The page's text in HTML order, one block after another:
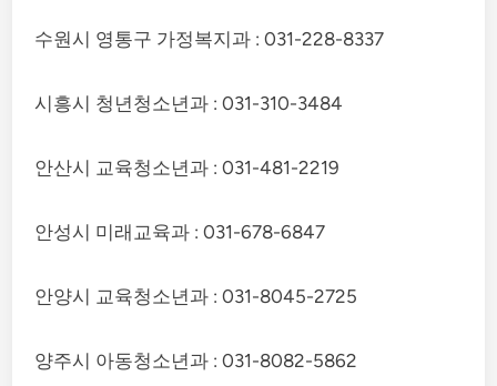
수원시 영통구 가정복지과 : 031-228-8337
시흥시 청년청소년과 : 031-310-3484
안산시 교육청소년과 : 031-481-2219
안성시 미래교육과 : 031-678-6847
안양시 교육청소년과 : 031-8045-2725
양주시 아동청소년과 : 031-8082-5862